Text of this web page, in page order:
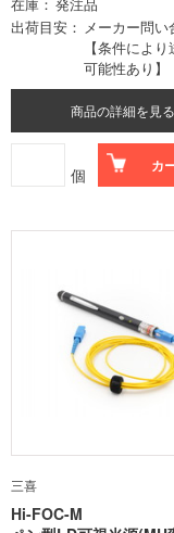
出荷目安
メーカー問い
【条件によ
可能性あり】
商品の詳細を見る
個 カ
三喜
Hi-FOC-M